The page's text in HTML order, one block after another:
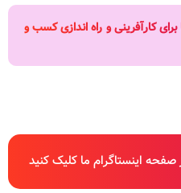
کارآفرینی و راه اندازی کسب و
اینستاگرام ما کلیک کنید